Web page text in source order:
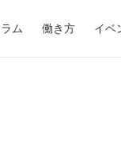
ム 働き方 イベ